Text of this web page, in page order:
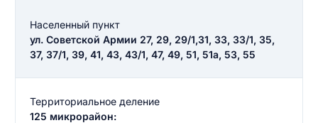
Населенный пункт
ул. Советской Армии 27, 29, 29/1,31, 33, 33/1, 35,
37, 37/1, 39, 41, 43, 43/1, 47, 49, 51, 51а, 53, 55
Территориальное деление
125 микрорайон: